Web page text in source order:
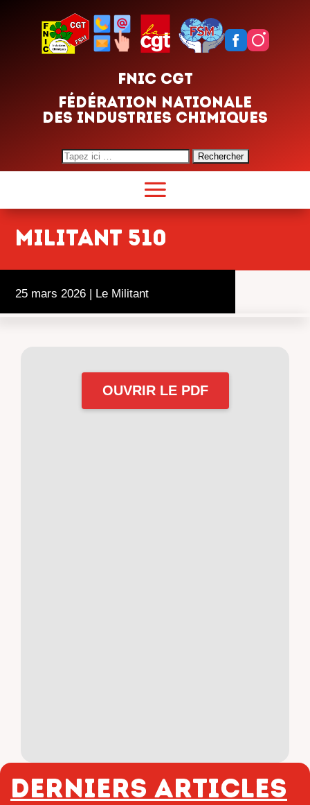
FNIC CGT
FÉDÉRATION NATIONALE
DES INDUSTRIES CHIMIQUES
Search
for:
militant 510
25 mars 2026 | Le Militant
OUVRIR LE PDF
Derniers articles